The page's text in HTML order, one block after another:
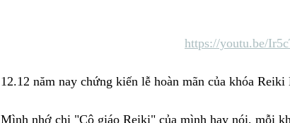
https://youtu.be/
12.12 năm nay chứng kiến lễ hoàn mãn của khóa Reiki
Mình nhớ chị "Cô giáo Reiki" của mình hay nói, mỗi